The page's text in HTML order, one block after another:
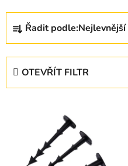
Ř
z
Řadit podle:Nejlevnější
OTEVŘÍT FILTR